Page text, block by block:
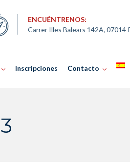
ENCUÉNTRENOS:
Carrer Illes Balears 142A, 07014
Inscripciones Contacto
3